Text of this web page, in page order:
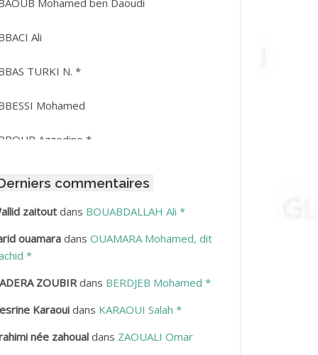
Ali
TURKI N. *
Mohamed
Azzedine *
Amar
Hamid
Mohamed
Lakhdar
Haciba
Mohamed Hamoud*
commentaires
zaitoutdans BOUABDALLAH Ali *
ouamaradans OUAMARA Mohamed, dit
*
ZOUBIRdans BERDJEB Mohamed *
Karaouidans KARAOUI Salah *
née zahoualdans ZAOUALI Omar